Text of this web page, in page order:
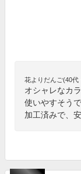
花よりだんご(40代
オシャレなカ
使いやすそう
加工済みで、安